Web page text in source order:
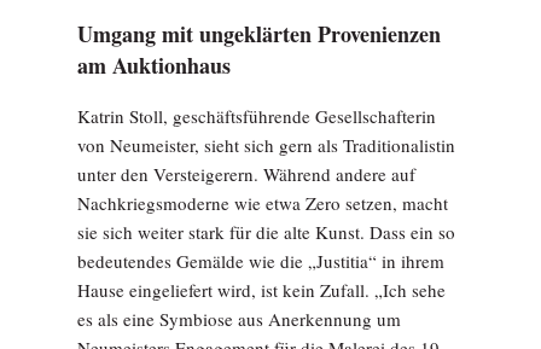
Umgang mit ungeklärten Provenienzen
am Auktionhaus
Katrin Stoll, geschäftsführende Gesellschafterin
von Neumeister, sieht sich gern als Traditionalistin
unter den Versteigerern. Während andere auf
Nachkriegsmoderne wie etwa Zero setzen, macht
sie sich weiter stark für die alte Kunst. Dass ein so
bedeutendes Gemälde wie die „Justitia“ in ihrem
Hause eingeliefert wird, ist kein Zufall. „Ich sehe
es als eine Symbiose aus Anerkennung um